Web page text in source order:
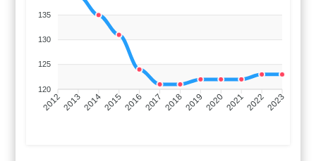
135
130
125
120
201220132014201520162017 20182019 2020202120222023